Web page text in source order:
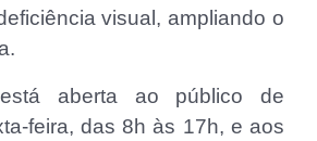
visual, ampliando o
aberta ao público de
feira, das 8h às 17h, e aos